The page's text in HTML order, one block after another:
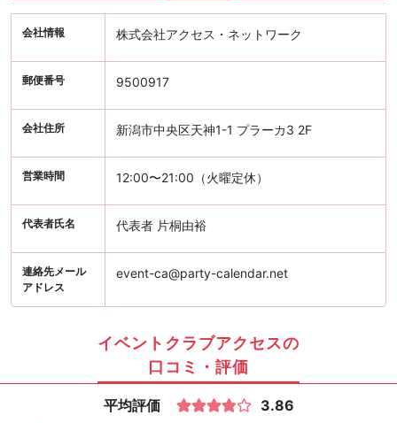
会社情報 株式会社アクセス・ネットワーク
郵便番号 9500917
会社住所 新潟市中央区天神1-1 プラーカ3 2F
営業時間 12:00〜21:00（火曜定休）
代表者氏名 代表者 片桐由裕
連絡先メール
アドレス
event-ca@party-calendar.net
イベントクラブアクセスの
口コミ・評価
平均評価 3.86